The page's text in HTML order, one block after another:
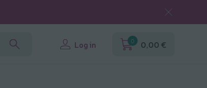
Log in 0 0,00 €